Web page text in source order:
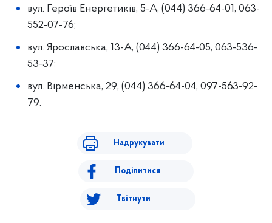
вул. Героїв Енергетиків, 5-А, (044) 366-64-01, 063-
552-07-76;
вул. Ярославська, 13-А, (044) 366-64-05, 063-536-
53-37;
вул. Вірменська, 29, (044) 366-64-04, 097-563-92-
79.
Надрукувати
Поділитися
Твітнути